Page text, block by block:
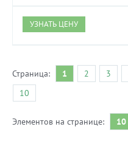
УЗНАТЬ ЦЕНУ
Страница: 1 2 3
10
Элементов на странице: 10